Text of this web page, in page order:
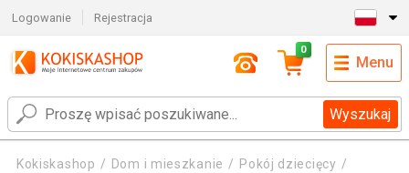
Logowanie Rejestracja
Wyszukaj
0
Menu
Kokiskashop Dom i mieszkanie
Pokój dziecięcy